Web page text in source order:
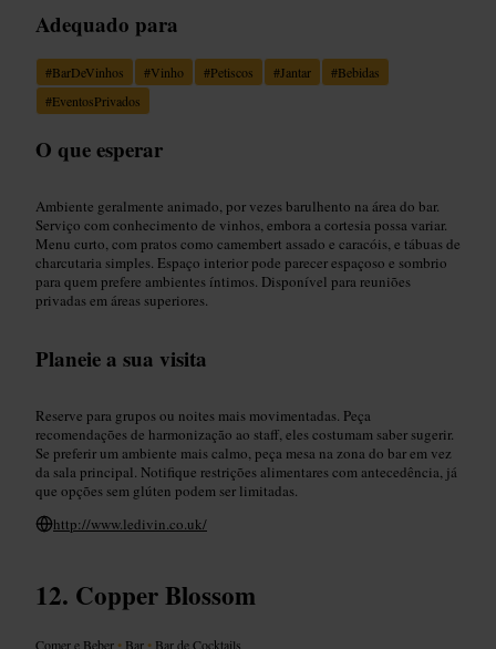
Adequado para
#BarDeVinhos #Vinho #Petiscos #Jantar #Bebidas
#EventosPrivados
O que esperar
Ambiente geralmente animado, por vezes barulhento na área do bar.
Serviço com conhecimento de vinhos, embora a cortesia possa variar.
Menu curto, com pratos como camembert assado e caracóis, e tábuas de
charcutaria simples. Espaço interior pode parecer espaçoso e sombrio
para quem prefere ambientes íntimos. Disponível para reuniões
privadas em áreas superiores.
Planeie a sua visita
Reserve para grupos ou noites mais movimentadas. Peça
recomendações de harmonização ao staff, eles costumam saber sugerir.
Se preferir um ambiente mais calmo, peça mesa na zona do bar em vez
da sala principal. Notifique restrições alimentares com antecedência, já
que opções sem glúten podem ser limitadas.
http://www.ledivin.co.uk/
Copper Blossom
Comer e Beber • Bar • Bar de Cocktails